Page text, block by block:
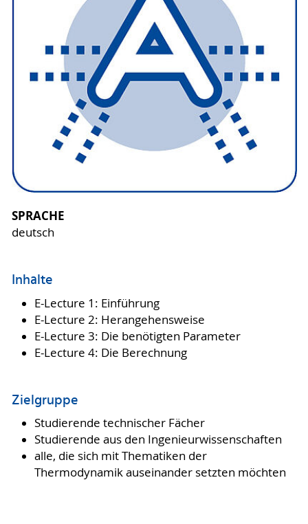
SPRACHE
deutsch
Inhalte
E-Lecture 1: Einführung
E-Lecture 2: Herangehensweise
E-Lecture 3: Die benötigten Parameter
E-Lecture 4: Die Berechnung
Zielgruppe
Studierende technischer Fächer
Studierende aus den Ingenieurwissenschaften
alle, die sich mit Thematiken der
Thermodynamik auseinander setzten möchten